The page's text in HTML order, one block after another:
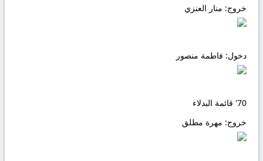
خروج: منار العنزي
دخول: فاطمة منصور
70' قائمة البدلاء
خروج: مهرة مطلق